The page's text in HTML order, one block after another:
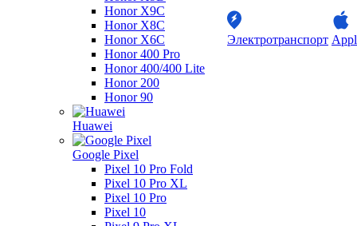
Honor X9C
Honor X8C
Honor X6C
Honor 400 Pro
Honor 400/400 Lite
Honor 200
Honor 90
Huawei
Google Pixel
Pixel 10 Pro Fold
Pixel 10 Pro XL
Pixel 10 Pro
Pixel 10
Электротранспорт